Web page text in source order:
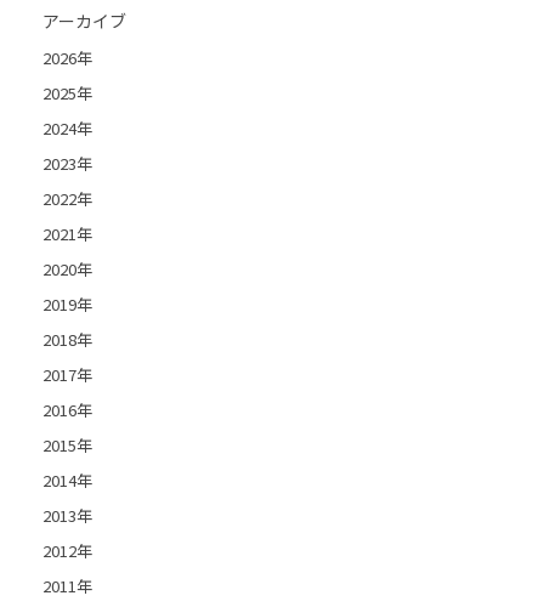
アーカイブ
2026年
2025年
2024年
2023年
2022年
2021年
2020年
2019年
2018年
2017年
2016年
2015年
2014年
2013年
2012年
2011年